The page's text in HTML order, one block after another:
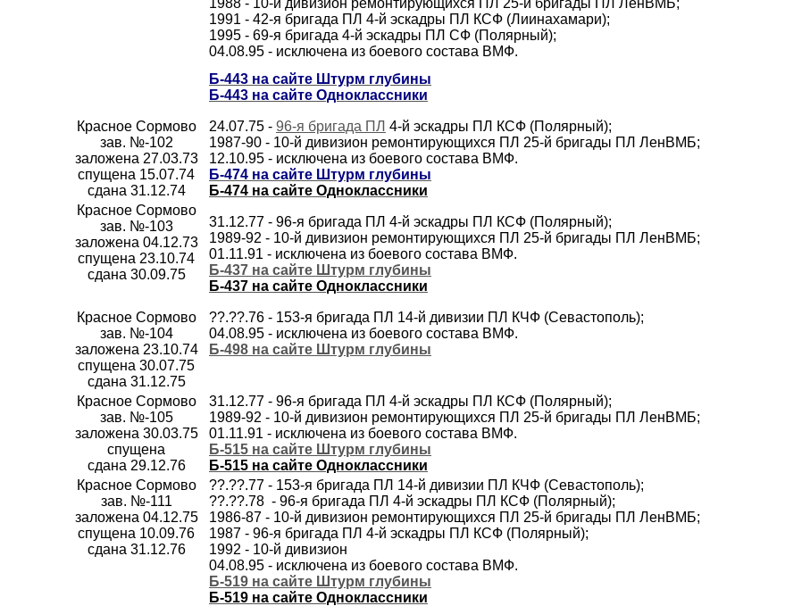
1988 - 10-й дивизион ремонтирующихся ПЛ 25-й бригады ПЛ ЛенВМБ;
1991 - 42-я бригада ПЛ 4-й эскадры ПЛ КСФ (Лиинахамари);
1995 - 69-я бригада 4-й эскадры ПЛ СФ (Полярный);
04.08.95 - исключена из боевого состава ВМФ.
Б-443 на сайте Штурм глубины
Б-443 на сайте Одноклассники
Красное Сормово
зав. №-102
заложена 27.03.73
спущена 15.07.74
сдана 31.12.74
24.07.75 - 96-я бригада ПЛ 4-й эскадры ПЛ КСФ (Полярный);
1987-90 - 10-й дивизион ремонтирующихся ПЛ 25-й бригады ПЛ ЛенВМБ;
12.10.95 - исключена из боевого состава ВМФ.
Б-474 на сайте Штурм глубины
Б-474 на сайте Одноклассники
Красное Сормово
зав. №-103
заложена 04.12.73
спущена 23.10.74
сдана 30.09.75
31.12.77 - 96-я бригада ПЛ 4-й эскадры ПЛ КСФ (Полярный);
1989-92 - 10-й дивизион ремонтирующихся ПЛ 25-й бригады ПЛ ЛенВМБ;
01.11.91 - исключена из боевого состава ВМФ.
Б-437 на сайте Штурм глубины
Б-437 на сайте Одноклассники
Красное Сормово
зав. №-104
заложена 23.10.74
спущена 30.07.75
сдана 31.12.75
??.??.76 - 153-я бригада ПЛ 14-й дивизии ПЛ КЧФ (Севастополь);
04.08.95 - исключена из боевого состава ВМФ.
Б-498 на сайте Штурм глубины
Красное Сормово
зав. №-105
заложена 30.03.75
спущена
сдана 29.12.76
31.12.77 - 96-я бригада ПЛ 4-й эскадры ПЛ КСФ (Полярный);
1989-92 - 10-й дивизион ремонтирующихся ПЛ 25-й бригады ПЛ ЛенВМБ;
01.11.91 - исключена из боевого состава ВМФ.
Б-515 на сайте Штурм глубины
Б-515 на сайте Одноклассники
Красное Сормово
зав. №-111
заложена 04.12.75
спущена 10.09.76
сдана 31.12.76
??.??.77 - 153-я бригада ПЛ 14-й дивизии ПЛ КЧФ (Севастополь);
??.??.78 - 96-я бригада ПЛ 4-й эскадры ПЛ КСФ (Полярный);
1986-87 - 10-й дивизион ремонтирующихся ПЛ 25-й бригады ПЛ ЛенВМБ;
1987 - 96-я бригада ПЛ 4-й эскадры ПЛ КСФ (Полярный);
1992 - 10-й дивизион
04.08.95 - исключена из боевого состава ВМФ.
Б-519 на сайте Штурм глубины
Б-519 на сайте Одноклассники